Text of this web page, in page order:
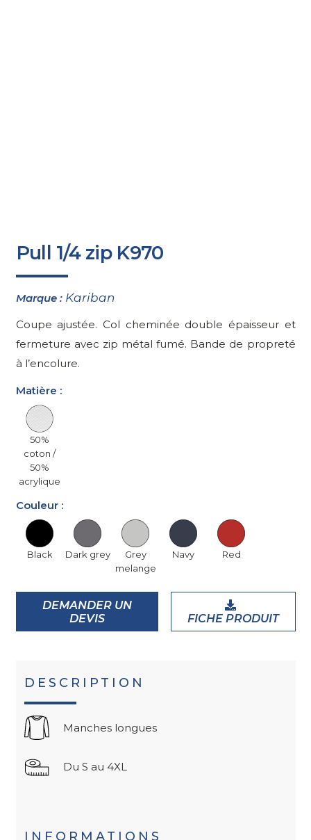
Pull 1/4 zip K970
Marque : Kariban
Coupe ajustée. Col cheminée double épaisseur et
fermeture avec zip métal fumé. Bande de propreté
à l’encolure.
Matière :
50%
coton /
50%
acrylique
Couleur :
Black Dark grey
Grey
melange
Navy Red
DEMANDER UN
DEVIS
FICHE PRODUIT
DESCRIPTION
Manches longues
Du S au 4XL
INFORMATIONS